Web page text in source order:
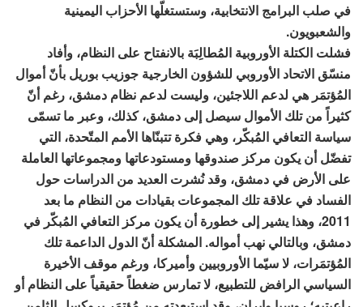
في صلب البرامج الانتخابية، وستستغلّها الأحزاب اليمينية
والشعبويون.
فشلت الكتلة الأوروبية المُطالِبَة بالانفتاح على النظام، وأفاد
منسّق الاتحاد الأوروبي للشؤون الخارجية جوزيب بوريل بأنّ أموال
المُؤتمَر هي لدعم اللاجئين، وليست لدعم نظام دمشق، رغم أنّ
كثيراً من تلك الأموال سيصل إلى دمشق، كذلك، وعبر ما تسمّى
سياسة التعافي المُبكّر، وهي فكرة تتبنّاها الأمم المتّحدة، التي
تفضّل أن يكون مركز صندوقها ومستودعاتها ومجموعاتها العاملة
على الأرض في دمشق، وقد نُشرت العديد من الدراسات حول
الفساد في علاقة تلك المجموعات بقيادات من النظام ما بعد
2011، وهذا يشير إلى خطورة أن يكون مركز التعافي المُبكّر في
دمشق، وبالتالي نهب أمواله. المشكلة أنّ الدول الداعمة تلك
المُؤتمَرات، لا سيّما الأوروبيين وأميركا، ورغم موقف الأخيرة
السياسي الرافض للتطبيع، لا تمارس ضغطاً حقيقياً على النظام أو